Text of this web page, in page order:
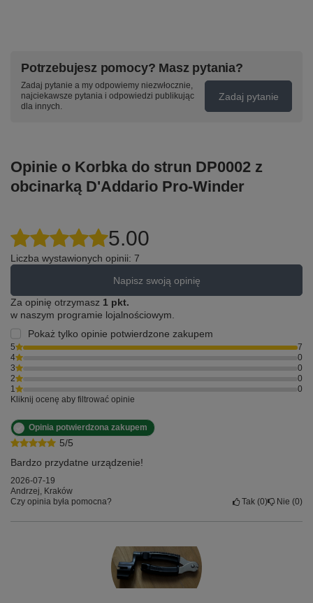
Potrzebujesz pomocy? Masz pytania?
Zadaj pytanie a my odpowiemy niezwłocznie,
najciekawsze pytania i odpowiedzi publikując
dla innych.
Zadaj pytanie
Opinie o Korbka do strun DP0002 z
obcinarką D'Addario Pro-Winder
5.00
Liczba wystawionych opinii: 7
Napisz swoją opinię
Za opinię otrzymasz 1 pkt.
w naszym programie lojalnościowym.
Pokaż tylko opinie potwierdzone zakupem
5
7
4
0
3
0
2
0
1
0
Kliknij ocenę aby filtrować opinie
5/5
Opinia potwierdzona zakupem
Bardzo przydatne urządzenie!
2026-07-19
Andrzej, Kraków
Czy opinia była pomocna?
Tak 0 Nie 0